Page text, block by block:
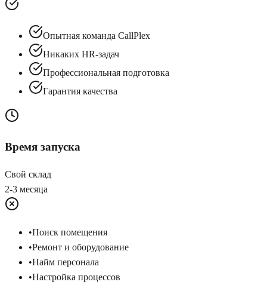
Опытная команда CallPlex
Никаких HR-задач
Профессиональная подготовка
Гарантия качества
Время запуска
Свой склад
2-3 месяца
•Поиск помещения
•Ремонт и оборудование
•Найм персонала
•Настройка процессов